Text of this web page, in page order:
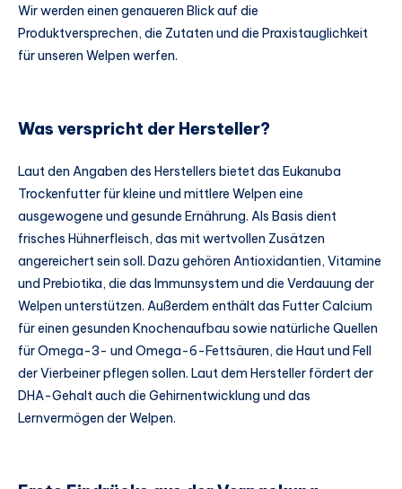
Wir werden einen genaueren Blick auf die
Produktversprechen, die Zutaten und die Praxistauglichkeit
für unseren Welpen werfen.
Was verspricht der Hersteller?
Laut den Angaben des Herstellers bietet das Eukanuba
Trockenfutter für kleine und mittlere Welpen eine
ausgewogene und gesunde Ernährung. Als Basis dient
frisches Hühnerfleisch, das mit wertvollen Zusätzen
angereichert sein soll. Dazu gehören Antioxidantien, Vitamine
und Prebiotika, die das Immunsystem und die Verdauung der
Welpen unterstützen. Außerdem enthält das Futter Calcium
für einen gesunden Knochenaufbau sowie natürliche Quellen
für Omega-3- und Omega-6-Fettsäuren, die Haut und Fell
der Vierbeiner pflegen sollen. Laut dem Hersteller fördert der
DHA-Gehalt auch die Gehirnentwicklung und das
Lernvermögen der Welpen.